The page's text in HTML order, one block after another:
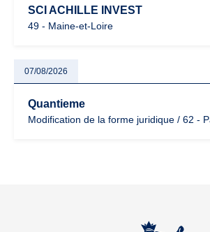
SCI ACHILLE INVEST
49 - Maine-et-Loire
07/08/2026
Quantieme
Modification de la forme juridique / 62 -